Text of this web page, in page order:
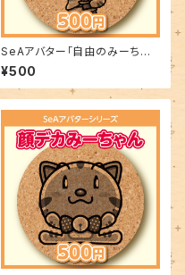
SeAアバター「自由のみーちゃ
ん」
¥500